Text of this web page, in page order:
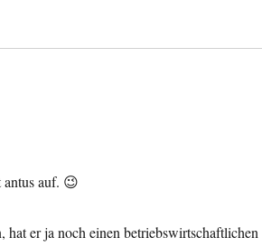
auf. 😉
er ja noch einen betriebswirtschaftlichen